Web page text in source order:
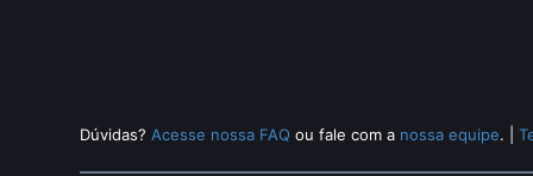
Dúvidas? Acesse nossa FAQ ou fale com a nossa equipe. |